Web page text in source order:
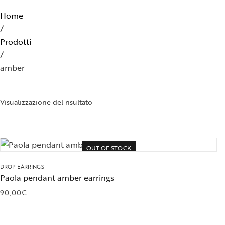
Home
/
Prodotti
/
amber
Visualizzazione del risultato
OUT OF STOCK
DROP EARRINGS
Paola pendant amber earrings
90,00€